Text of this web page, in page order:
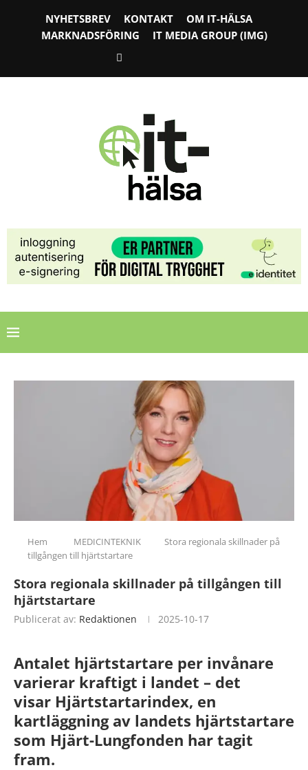
NYHETSBREV KONTAKT
OM IT-HÄLSA
MARKNADSFÖRING
IT MEDIA GROUP (IMG)
Hem MEDICINTEKNIK
Stora regionala skillnader på
tillgången till hjärtstartare
Stora regionala skillnader på tillgången till
hjärtstartare
Publicerat av: Redaktionen 2025-10-17
Antalet hjärtstartare per invånare
varierar kraftigt i landet – det
visar Hjärtstartarindex, en
kartläggning av landets hjärtstartare
som Hjärt-Lungfonden har tagit
fram.